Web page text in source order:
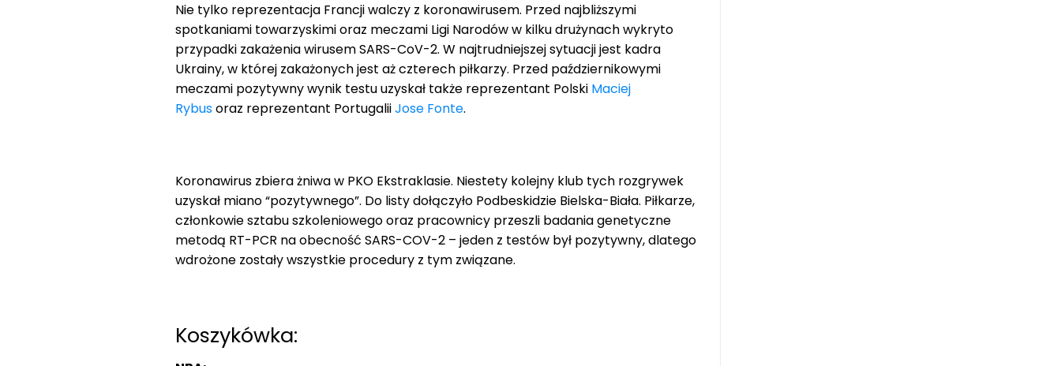
Nie tylko reprezentacja Francji walczy z koronawirusem. Przed najbliższymi
spotkaniami towarzyskimi oraz meczami Ligi Narodów w kilku drużynach wykryto
przypadki zakażenia wirusem SARS-CoV-2. W najtrudniejszej sytuacji jest kadra
Ukrainy, w której zakażonych jest aż czterech piłkarzy. Przed październikowymi
meczami pozytywny wynik testu uzyskał także reprezentant Polski Maciej
Rybusoraz reprezentant PortugaliiJose Fonte.
Koronawirus zbiera żniwa w PKO Ekstraklasie. Niestety kolejny klub tych rozgrywek
uzyskał miano “pozytywnego”. Do listy dołączyło Podbeskidzie Bielska-Biała. Piłkarze,
członkowie sztabu szkoleniowego oraz pracownicy przeszli badania genetyczne
metodą RT-PCR na obecność SARS-COV-2 – jeden z testów był pozytywny, dlatego
wdrożone zostały wszystkie procedury z tym związane.
Koszykówka: